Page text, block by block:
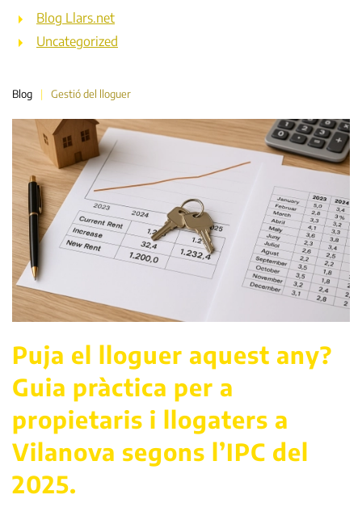
Blog Llars.net
Uncategorized
Blog Gestió del lloguer
Puja el lloguer aquest any?
Guia pràctica per a
propietaris i llogaters a
Vilanova segons l’IPC del
2025.